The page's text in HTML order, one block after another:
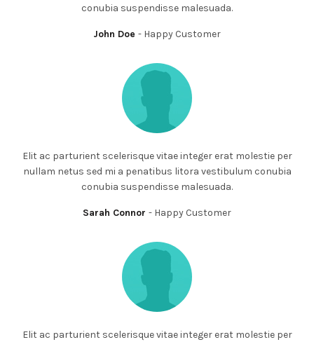
conubia suspendisse malesuada.
John Doe Happy Customer
Elit ac parturient scelerisque vitae integer erat molestie per
nullam netus sed mi a penatibus litora vestibulum conubia
conubia suspendisse malesuada.
Sarah Connor Happy Customer
Elit ac parturient scelerisque vitae integer erat molestie per